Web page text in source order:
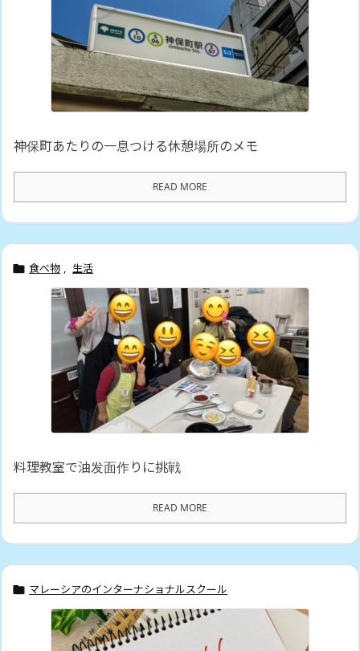
神保町あたりの一息つける休憩場所のメモ
READ MORE
 食べ物 生活
料理教室で油发面作りに挑戦
READ MORE
 マレーシアのインターナショナルスクール